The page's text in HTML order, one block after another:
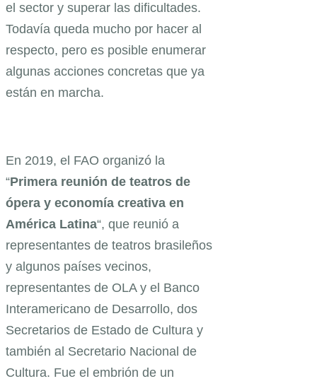
el sector y superar las dificultades.
Todavía queda mucho por hacer al
respecto, pero es posible enumerar
algunas acciones concretas que ya
están en marcha.
En 2019, el FAO organizó la
“Primera reunión de teatros de
ópera y economía creativa en
América Latina“, que reunió a
representantes de teatros brasileños
y algunos países vecinos,
representantes de OLA y el Banco
Interamericano de Desarrollo, dos
Secretarios de Estado de Cultura y
también al Secretario Nacional de
Cultura. Fue el embrión de un